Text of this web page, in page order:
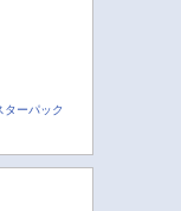
ターパック